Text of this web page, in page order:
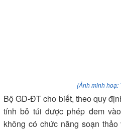
(Ảnh minh hoạ:
Bộ GD-ĐT cho biết, theo quy
tính bỏ túi được phép đem
không có chức năng soạn